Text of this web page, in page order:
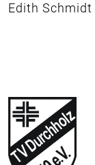
Edith Schmidt